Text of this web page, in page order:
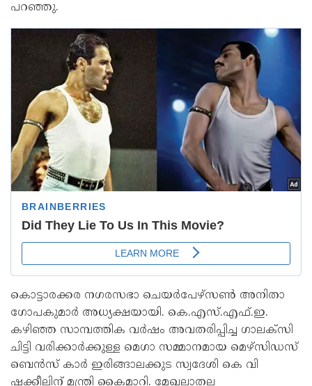
പറഞ്ഞു.
കൊട്ടാരക്കര നഗരസഭാ ചെയർപേഴ്സൺ അനിതാ
ഗോപകുമാർ അധ്യക്ഷയായി. കെ.എസ്.എഫ്.ഇ.
കഴിഞ്ഞ സാമ്പത്തിക വർഷം അവതരിപ്പിച്ച ഗാലക്സി
ചിട്ടി വരിക്കാർക്കുള്ള മെഗാ സമ്മാനമായ മെഴ്‌സിഡസ്
ബെൻസ് കാർ ഇരിങ്ങാലക്കുട സ്വദേശി കെ വി
ഷക്കീലിന് മന്ത്രി കൈമാറി. മേഖലാതല